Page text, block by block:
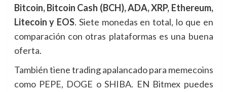
Bitcoin, Bitcoin Cash (BCH), ADA, XRP, Ethereum,
Litecoin y EOS. Siete monedas en total, lo que en
comparación con otras plataformas es una buena
oferta.
También tiene trading apalancado para memecoins
como PEPE, DOGE o SHIBA. EN Bitmex puedes